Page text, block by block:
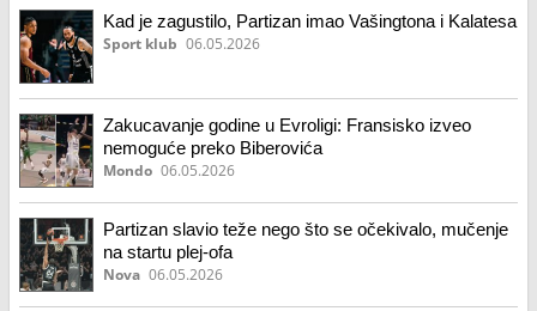
Kad je zagustilo, Partizan imao Vašingtona i Kalatesa
Sport klub 06.05.2026
Zakucavanje godine u Evroligi: Fransisko izveo
nemoguće preko Biberovića
Mondo 06.05.2026
Partizan slavio teže nego što se očekivalo, mučenje
na startu plej-ofa
Nova 06.05.2026